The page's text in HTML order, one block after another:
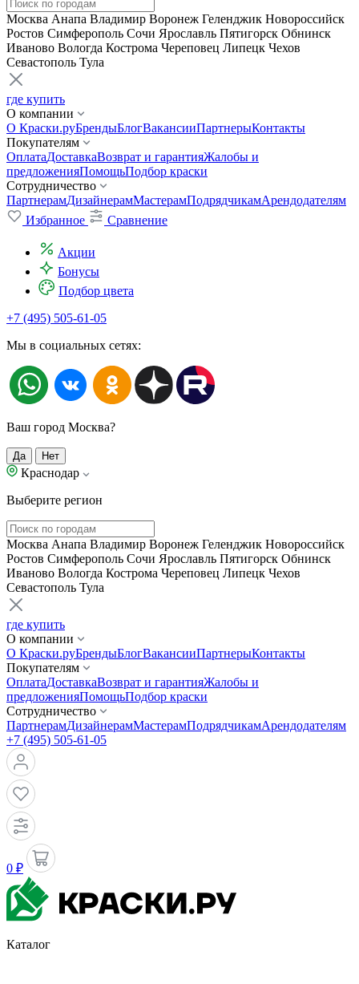
Москва Анапа Владимир Воронеж Геленджик Новороссийск
Ростов Симферополь Сочи Ярославль Пятигорск Обнинск
Иваново Вологда Кострома Череповец Липецк Чехов
Севастополь Тула
где купить
О компании
О Краски.руБрендыБлогВакансииПартнерыКонтакты
Покупателям
ОплатаДоставкаВозврат и гарантияЖалобы и
предложенияПомощьПодбор краски
Сотрудничество
ПартнерамДизайнерамМастерамПодрядчикамАрендодателям
Избранное
Сравнение
Акции
Бонусы
Подбор цвета
+7 (495) 505-61-05
Мы в социальных сетях:
Ваш город Москва?
Да Нет
Краснодар
Выберите регион
Москва Анапа Владимир Воронеж Геленджик Новороссийск
Ростов Симферополь Сочи Ярославль Пятигорск Обнинск
Иваново Вологда Кострома Череповец Липецк Чехов
Севастополь Тула
где купить
О компании
О Краски.руБрендыБлогВакансииПартнерыКонтакты
Покупателям
ОплатаДоставкаВозврат и гарантияЖалобы и
предложенияПомощьПодбор краски
Сотрудничество
ПартнерамДизайнерамМастерамПодрядчикамАрендодателям
+7 (495) 505-61-05
0 ₽
Каталог